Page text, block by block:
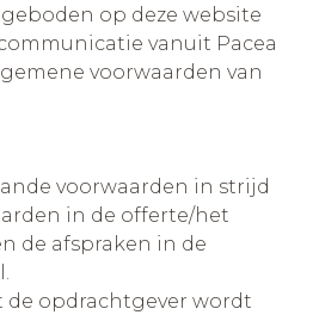
op deze website
vanuit Pacea
voorwaarden van
voorwaarden in strijd
in de offerte/het
de afspraken in de
de opdrachtgever wordt